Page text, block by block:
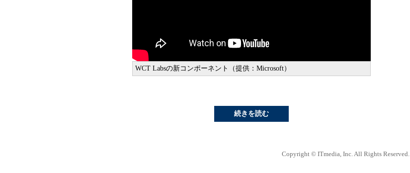
WCT Labsの新コンポーネント（提供：Microsoft）
続きを読む
Copyright © ITmedia, Inc. All Rights Reserved.